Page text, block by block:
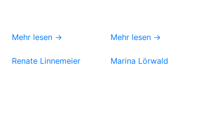
Mehr lesen → Mehr lesen →
Renate Linnemeier Marina Lörwald